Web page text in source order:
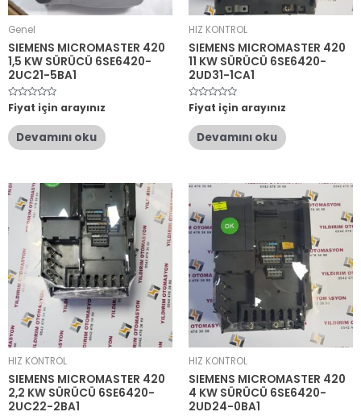
Genel
SIEMENS MICROMASTER 420
1,5 KW SÜRÜCÜ 6SE6420-
2UC21-5BA1
5
üzerinden
oy
aldı
Fiyat için arayınız
Devamını oku
HIZ KONTROL
SIEMENS MICROMASTER 420
11 KW SÜRÜCÜ 6SE6420-
2UD31-1CA1
5
üzerinden
oy
aldı
Fiyat için arayınız
Devamını oku
HIZ KONTROL
SIEMENS MICROMASTER 420
2,2 KW SÜRÜCÜ 6SE6420-
2UC22-2BA1
HIZ KONTROL
SIEMENS MICROMASTER 420
4 KW SÜRÜCÜ 6SE6420-
2UD24-0BA1